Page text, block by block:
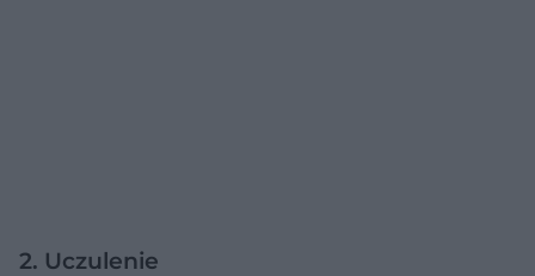
2. Uczulenie